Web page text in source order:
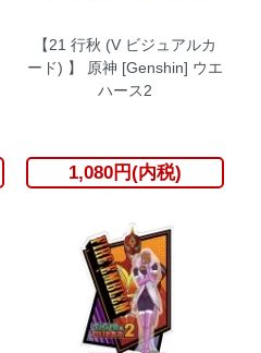
【21 行秋 (V ビジュアルカ
ード) 】 原神 [Genshin] ウエ
ハース2
1,080円(内税)